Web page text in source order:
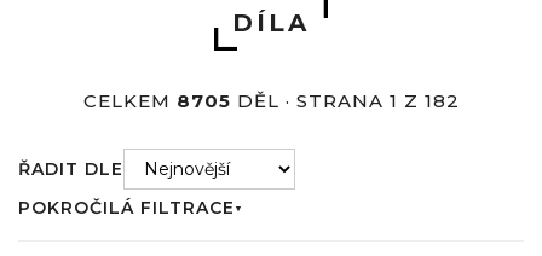
DÍLA
CELKEM 8705 DĚL · STRANA 1 Z 182
ŘADIT DLE
POKROČILÁ FILTRACE ▼